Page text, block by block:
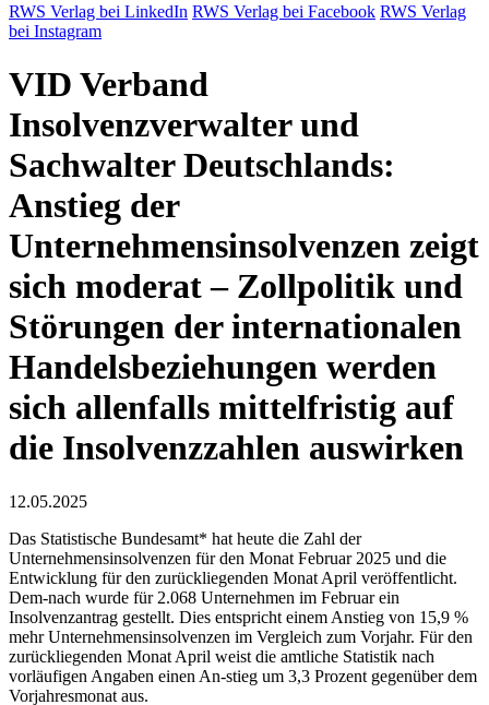
RWS Verlag bei LinkedIn RWS Verlag bei Facebook RWS Verlag
bei Instagram
VID Verband
Insolvenzverwalter und
Sachwalter Deutschlands:
Anstieg der
Unternehmensinsolvenzen zeigt
sich moderat – Zollpolitik und
Störungen der internationalen
Handelsbeziehungen werden
sich allenfalls mittelfristig auf
die Insolvenzzahlen auswirken
12.05.2025
Das Statistische Bundesamt* hat heute die Zahl der
Unternehmensinsolvenzen für den Monat Februar 2025 und die
Entwicklung für den zurückliegenden Monat April veröffentlicht.
Dem-nach wurde für 2.068 Unternehmen im Februar ein
Insolvenzantrag gestellt. Dies entspricht einem Anstieg von 15,9 %
mehr Unternehmensinsolvenzen im Vergleich zum Vorjahr. Für den
zurückliegenden Monat April weist die amtliche Statistik nach
vorläufigen Angaben einen An-stieg um 3,3 Prozent gegenüber dem
Vorjahresmonat aus.